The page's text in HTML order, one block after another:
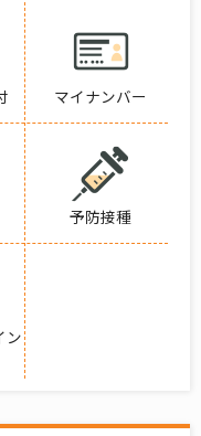
マイナンバー
予防接種
ン